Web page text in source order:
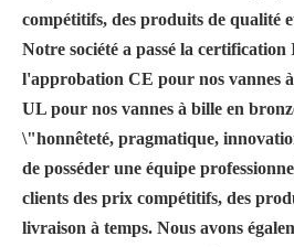
compétitifs, des produits de qualité
Notre société a passé la certification
l'approbation CE pour nos vannes
UL pour nos vannes à bille en
\"honnêteté, pragmatique,
de posséder une équipe
clients des prix compétitifs, des
livraison à temps. Nous avons